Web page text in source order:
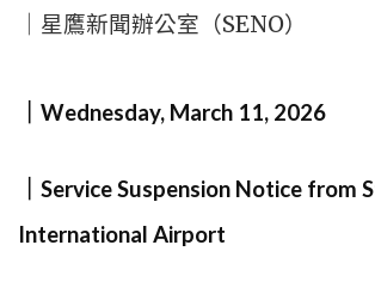
｜星鷹新聞辦公室（SENO）
｜Wednesday, March 11, 2026
｜Service Suspension Notice from
International Airport